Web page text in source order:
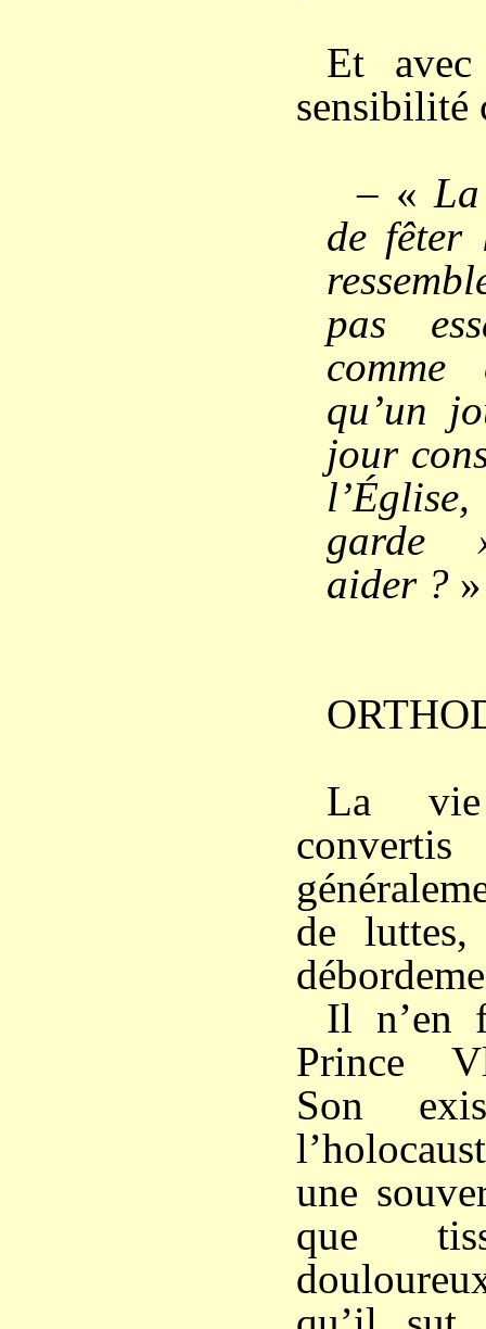
Et
– «
de fêter
pas
qu’un
jour
garde
aider ? »
La
de
Il n’en
Prince
Son
une
que